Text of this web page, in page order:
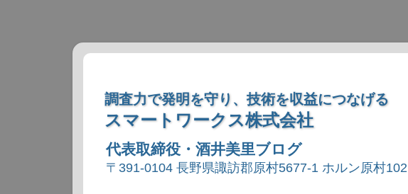
調査力で発明を守り、技術を収益につなげる
スマートワークス株式会社
代表取締役・酒井美里ブログ
〒391-0104 長野県諏訪郡原村5677-1 ホルン原村102